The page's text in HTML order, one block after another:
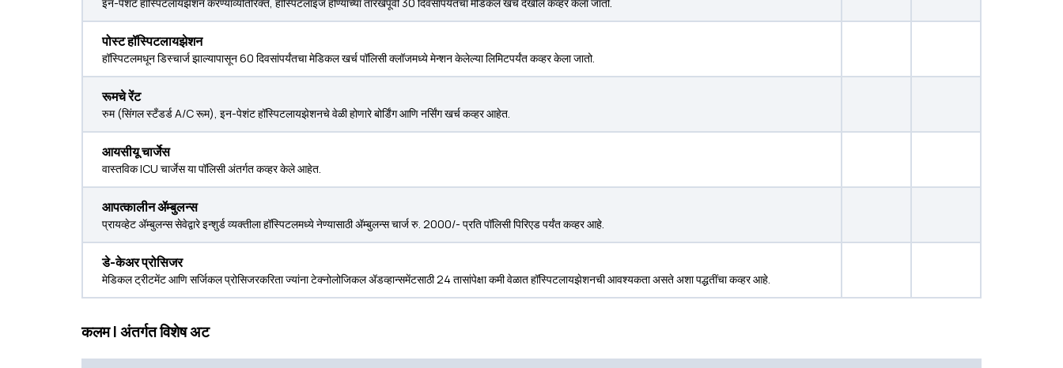
इन-पेशंट हॉस्पिटलायझेशन करण्याव्यतिरिक्त, हॉस्पिटलाइज होण्याच्या तारखेपूर्वी 30 दिवसांपर्यंतचा मेडिकल खर्च देखील कव्हर केला जातो.
पोस्ट हॉस्पिटलायझेशन
हॉस्पिटलमधून डिस्चार्ज झाल्यापासून 60 दिवसांपर्यंतचा मेडिकल खर्च पॉलिसी क्लॉजमध्ये मेन्शन केलेल्या लिमिटपर्यंत कव्हर केला जातो.
रूमचे रेंट
रुम (सिंगल स्टँडर्ड A/C रूम), इन-पेशंट हॉस्पिटलायझेशनचे वेळी होणारे बोर्डिंग आणि नर्सिंग खर्च कव्हर आहेत.
आयसीयू चार्जेस
वास्तविक ICU चार्जेस या पॉलिसी अंतर्गत कव्हर केले आहेत.
आपत्कालीन ॲम्बुलन्स
प्रायव्हेट ॲम्बुलन्स सेवेद्वारे इन्शुर्ड व्यक्तीला हॉस्पिटलमध्ये नेण्यासाठी ॲम्बुलन्स चार्ज रु. 2000/- प्रति पॉलिसी पिरिएड पर्यंत कव्हर आहे.
डे-केअर प्रोसिजर
मेडिकल ट्रीटमेंट आणि सर्जिकल प्रोसिजरकरिता ज्यांना टेक्नोलोजिकल ॲडव्हान्समेंटसाठी 24 तासांपेक्षा कमी वेळात हॉस्पिटलायझेशनची आवश्यकता असते अशा पद्धतींचा कव्हर आहे.
कलम I अंतर्गत विशेष अट